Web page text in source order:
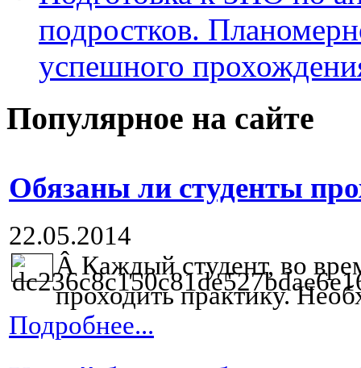
подростков.
успешного
Популярное на сайте
Обязаны ли студенты
22.05.2014
ÂКаждый студент, во
проходить практику.
Подробнее...